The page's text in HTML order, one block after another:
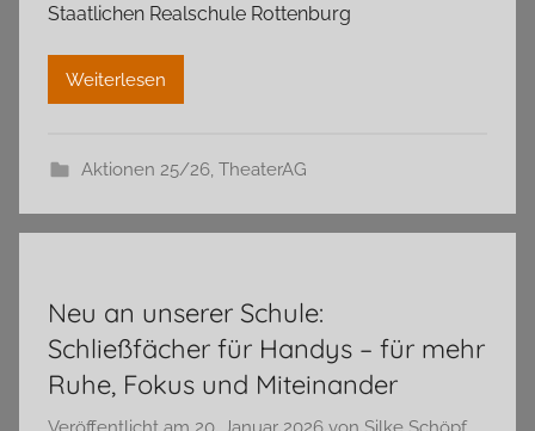
Staatlichen Realschule Rottenburg
Weiterlesen
Aktionen 25/26, TheaterAG
Neu an unserer Schule:
Schließfächer für Handys – für mehr
Ruhe, Fokus und Miteinander